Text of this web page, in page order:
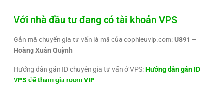
Với nhà đầu tư đang có tài khoản VPS
Gắn mã chuyển gia tư vấn là mã của cophieuvip.com:U891 –
Hoàng Xuân Quỳnh
Hướng dẫn gắn ID chuyên gia tư vấn ở VPS:Hướng dẫn gán ID
VPS để tham gia room VIP